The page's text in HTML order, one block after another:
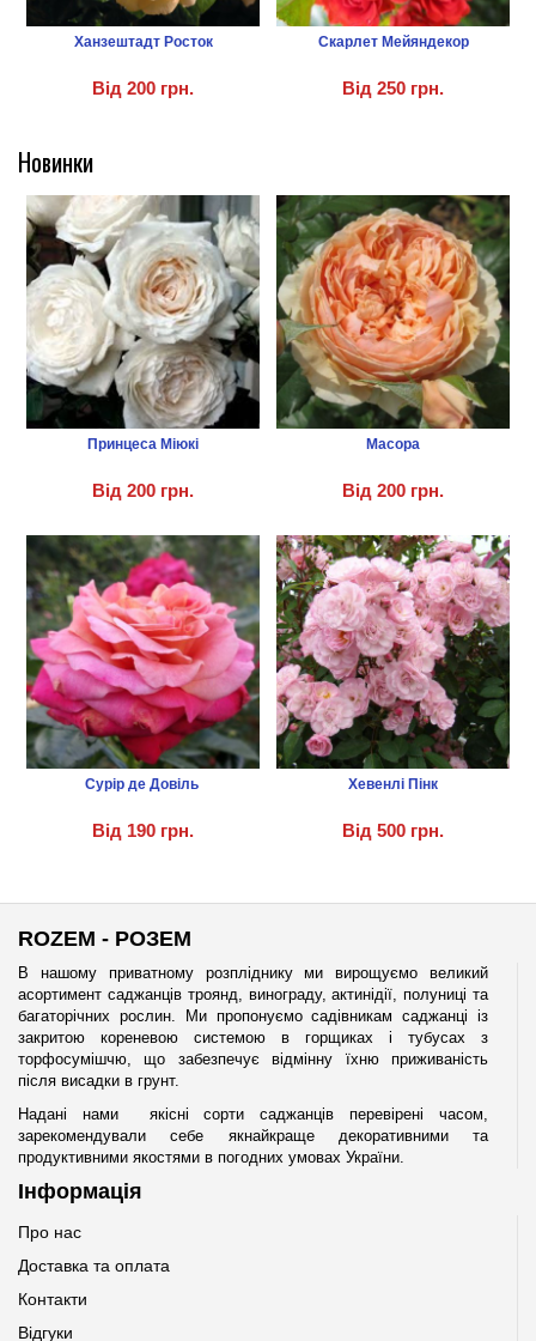
Ханзештадт Росток
Від 200 грн.
Скарлет Мейяндекор
Від 250 грн.
Новинки
Принцеса Міюкі
Від 200 грн.
Масора
Від 200 грн.
Сурір де Довіль
Від 190 грн.
Хевенлі Пінк
Від 500 грн.
ROZEM - РОЗЕМ
В нашому приватному розпліднику ми вирощуємо великий
асортимент саджанців троянд, винограду, актинідії, полуниці та
багаторічних рослин. Ми пропонуємо садівникам саджанці із
закритою кореневою системою в горщиках і тубусах з
торфосумішчю, що забезпечує відмінну їхню приживаність
після висадки в грунт.
Надані нами якісні сорти саджанців перевірені часом,
зарекомендували себе якнайкраще декоративними та
продуктивними якостями в погодних умовах України.
Інформація
Про нас
Доставка та оплата
Контакти
Відгуки